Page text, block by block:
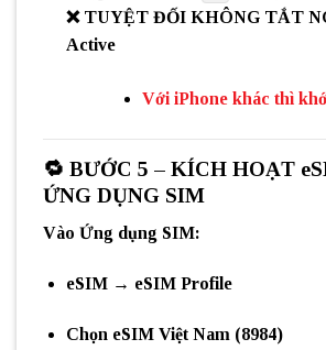
❌ TUYỆT ĐỐI KHÔNG TẮT
Active
Với iPhone khác thì
🔁 BƯỚC 5 – KÍCH HOẠT
ỨNG DỤNG SIM
Vào Ứng dụng SIM:
eSIM → eSIM Profile
Chọn eSIM Việt Nam (8984)